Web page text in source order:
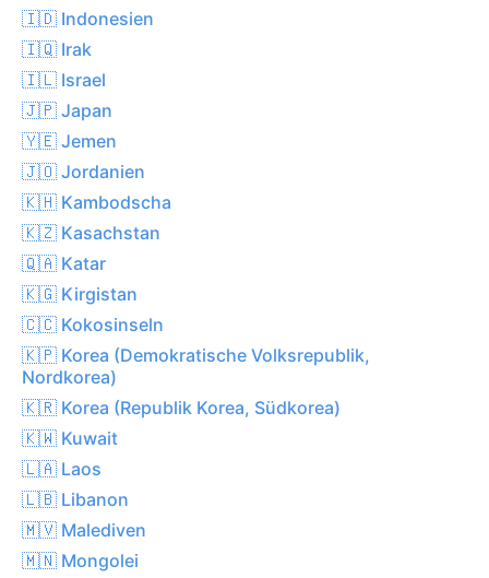
🇮🇩 Indonesien
🇮🇶 Irak
🇮🇱 Israel
🇯🇵 Japan
🇾🇪 Jemen
🇯🇴 Jordanien
🇰🇭 Kambodscha
🇰🇿 Kasachstan
🇶🇦 Katar
🇰🇬 Kirgistan
🇨🇨 Kokosinseln
🇰🇵 Korea (Demokratische Volksrepublik,
Nordkorea)
🇰🇷 Korea (Republik Korea, Südkorea)
🇰🇼 Kuwait
🇱🇦 Laos
🇱🇧 Libanon
🇲🇻 Malediven
🇲🇳 Mongolei